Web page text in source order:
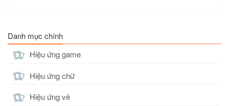
Danh mục chính
Hiệu ứng game
Hiệu ứng chữ
Hiệu ứng vẽ